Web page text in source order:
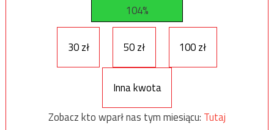
104%
30 zł 50 zł 100 zł
Inna kwota
Zobacz kto wparł nas tym miesiącu: Tutaj